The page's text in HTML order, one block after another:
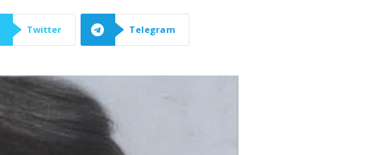
Twitter Telegram